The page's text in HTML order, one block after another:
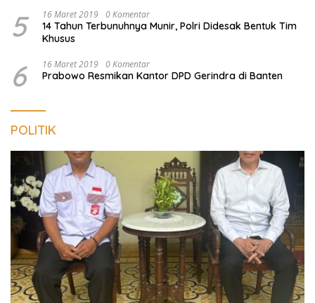
5 16 Maret 2019 0 Komentar
14 Tahun Terbunuhnya Munir, Polri Didesak Bentuk Tim
Khusus
6 16 Maret 2019 0 Komentar
Prabowo Resmikan Kantor DPD Gerindra di Banten
POLITIK